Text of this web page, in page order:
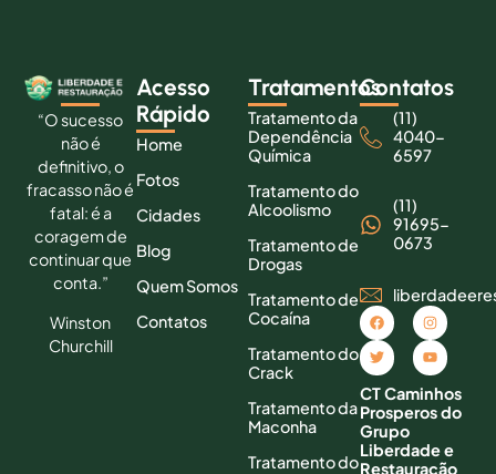
“O sucesso
não é
definitivo, o
fracasso não é
fatal: é a
coragem de
continuar que
conta.”
Winston
Churchill
Acesso
Rápido
Home
Fotos
Cidades
Blog
Quem Somos
Contatos
Tratamentos
Tratamento da
Dependência
Química
Tratamento do
Alcoolismo
Tratamento de
Drogas
Tratamento de
Cocaína
Tratamento do
Crack
Tratamento da
Maconha
Tratamento do
Contatos
(11)
4040-
6597
(11)
91695-
0673
CT Caminhos
Prosperos do
Grupo
Liberdade e
Restauração